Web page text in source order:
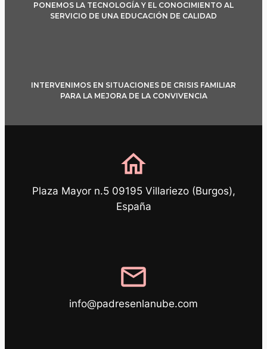
PONEMOS LA TECNOLOGÍA Y EL CONOCIMIENTO AL
SERVICIO DE UNA EDUCACIÓN DE CALIDAD
INTERVENIMOS EN SITUACIONES DE CRISIS FAMILIAR
PARA LA MEJORA DE LA CONVIVENCIA
home
Plaza Mayor n.5 09195 Villariezo (Burgos),
España
mail
info@padresenlanube.com